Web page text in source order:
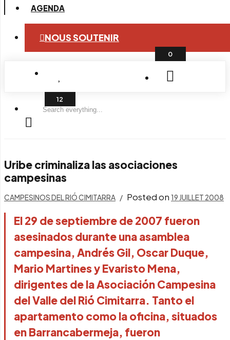
AGENDA
NOUS SOUTENIR
0
Search
Uribe criminaliza las asociaciones
campesinas
CAMPESINOS DEL RIÓ CIMITARRA Posted on 19 JUILLET 2008
El 29 de septiembre de 2007 fueron
asesinados durante una asamblea
campesina, Andrés Gil, Oscar Duque,
Mario Martines y Evaristo Mena,
dirigentes de la Asociación Campesina
del Valle del Rió Cimitarra. Tanto el
apartamento como la oficina, situados
en Barrancabermeja, fueron